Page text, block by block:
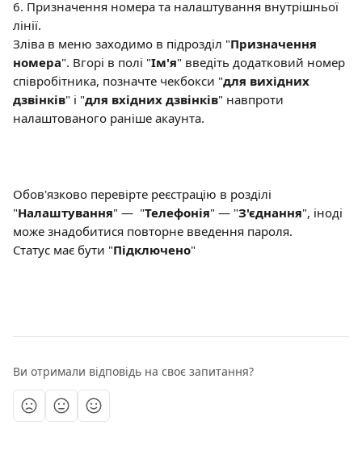
6. Призначення номера та налаштування внутрішньої
лінії.
Зліва в меню заходимо в підрозділ "Призначення
номера". Вгорі в полі "Ім'я" введіть додатковий номер
співробітника, позначте чекбокси "для вихідних
дзвінків" і "для вхідних дзвінків" навпроти
налаштованого раніше акаунта.
Обов'язково перевірте реєстрацію в розділі
"Налаштування" —  "Телефонія" — "З'єднання", іноді
може знадобитися повторне введення пароля.
Статус має бути "Підключено"
Ви отримали відповідь на своє запитання?